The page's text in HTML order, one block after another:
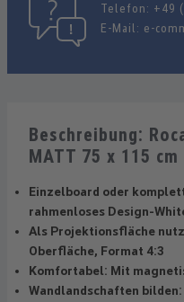
Telefon: +49
E-Mail: e-
Beschreibung:
MATT 75 x 115 cm
Einzelboard oder
rahmenloses Design-
Als Projektionsfläche
Oberfläche, Format 4:3
Komfortabel: Mit
Wandlandschaften